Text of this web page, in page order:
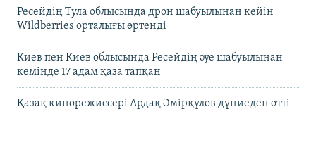
Ресейдің Тула облысында дрон шабуылынан кейін
Wildberries орталығы өртенді
Киев пен Киев облысында Ресейдің әуе шабуылынан
кемінде 17 адам қаза тапқан
Қазақ кинорежиссері Ардақ Әмірқұлов дүниеден өтті